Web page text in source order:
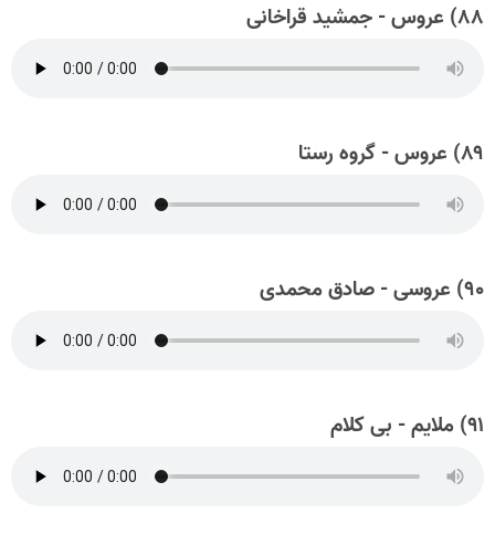
۸۸) عروس - جمشید قراخانی
۸۹) عروس - گروه رستا
۹۰) عروسی - صادق محمدی
۹۱) ملایم - بی کلام